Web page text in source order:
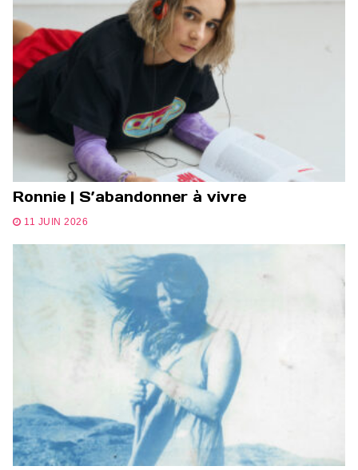
Ronnie | S’abandonner à vivre
11 JUIN 2026